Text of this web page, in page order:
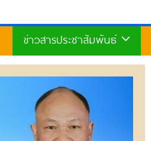
ยินดีต้อนรับเ
ข่าวสารประชาสัมพันธ์